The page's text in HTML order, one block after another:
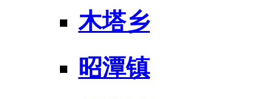
木塔乡
昭潭镇